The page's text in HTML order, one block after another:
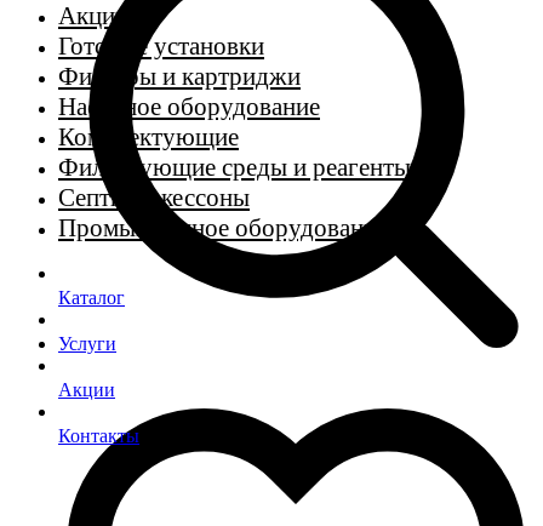
Акции
Готовые установки
Фильтры и картриджи
Насосное оборудование
Комплектующие
Фильтрующие среды и реагенты
Септики, кессоны
Промышленное оборудование
Каталог
Услуги
Акции
Контакты